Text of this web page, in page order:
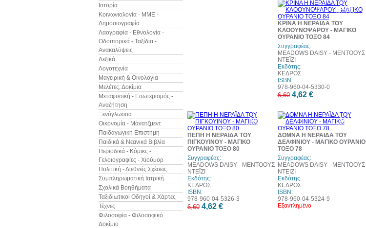
Ιστορία
Κοινωνιολογία - ΜΜΕ -
Δημοσιογραφία
Λαογραφία - Εθνολογία -
Οδοιπορικά - Ταξίδια -
Ανακαλύψεις
Λεξικά
Λογοτεχνία
Μαγειρική & Οινολογία
Μελέτες, Δοκίμια
Μεταφυσική - Εσωτερισμός -
Αναζήτηση
Ξενόγλωσσα
Οικονομία - Μάνατζμεντ
Παιδαγωγική Επιστήμη
Παιδικά & Νεανικά Βιβλία
Περιοδικά - Κόμικς -
Γελοιογραφίες - Χιούμορ
Πολιτική - Διεθνείς Σχέσεις
Συμπληρωματική Ιατρική
Σχολικά Βοηθήματα
Ταξιδιωτικοί Οδηγοί & Χάρτες
Τέχνες
Φιλοσοφία - Φιλοσοφικό
Δοκίμιο
30%
έκπτωση
ΚΡΙΝΑ Η ΝΕΡΑΪΔΑ ΤΟΥ
ΚΛΟΟΥΝΟΨΑΡΟΥ - ΜΑΓΙΚΟ
ΟΥΡΑΝΙΟ ΤΟΞΟ 84
Συγγραφέας:
MEADOWS DAISY - ΜΕΝΤΟΟΥΣ
ΝΤΕΪΖΙ
Εκδότης:
ΚΕΔΡΟΣ
ISBN:
978-960-04-5330-0
6,60 4,62 €
30%
έκπτωση
ΠΕΠΗ Η ΝΕΡΑΪΔΑ ΤΟΥ
ΠΙΓΚΟΥΙΝΟΥ - ΜΑΓΙΚΟ
ΟΥΡΑΝΙΟ ΤΟΞΟ 80
Συγγραφέας:
MEADOWS DAISY - ΜΕΝΤΟΟΥΣ
ΝΤΕΪΖΙ
Εκδότης:
ΚΕΔΡΟΣ
ISBN:
978-960-04-5326-3
6,60 4,62 €
30%
έκπτωση
ΔΟΜΝΑ Η ΝΕΡΑΪΔΑ ΤΟΥ
ΔΕΛΦΙΝΙΟΥ - ΜΑΓΙΚΟ ΟΥΡΑΝΙΟ
ΤΟΞΟ 78
Συγγραφέας:
MEADOWS DAISY - ΜΕΝΤΟΟΥΣ
ΝΤΕΙΖΙ
Εκδότης:
ΚΕΔΡΟΣ
ISBN:
978-960-04-5324-9
Εξαντλημένο